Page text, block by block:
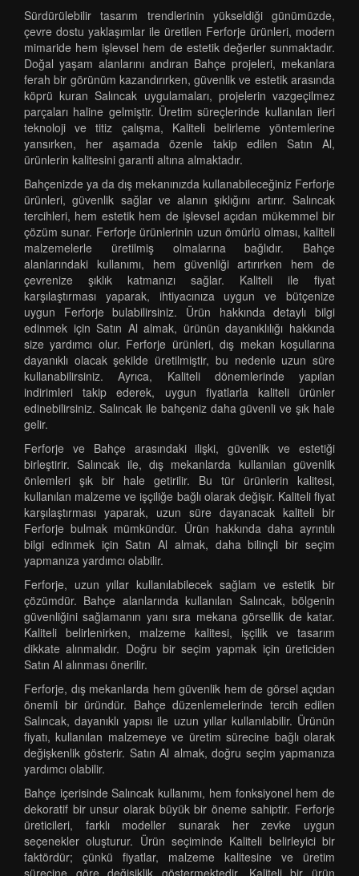
Sürdürülebilir tasarım trendlerinin yükseldiği günümüzde,
çevre dostu yaklaşımlar ile üretilen Ferforje ürünleri, modern
mimaride hem işlevsel hem de estetik değerler sunmaktadır.
Doğal yaşam alanlarını andıran Bahçe projeleri, mekanlara
ferah bir görünüm kazandırırken, güvenlik ve estetik arasında
köprü kuran Salıncak uygulamaları, projelerin vazgeçilmez
parçaları haline gelmiştir. Üretim süreçlerinde kullanılan ileri
teknoloji ve titiz çalışma, Kaliteli belirleme yöntemlerine
yansırken, her aşamada özenle takip edilen Satın Al,
ürünlerin kalitesini garanti altına almaktadır.
Bahçenizde ya da dış mekanınızda kullanabileceğiniz Ferforje
ürünleri, güvenlik sağlar ve alanın şıklığını artırır. Salıncak
tercihleri, hem estetik hem de işlevsel açıdan mükemmel bir
çözüm sunar. Ferforje ürünlerinin uzun ömürlü olması, kaliteli
malzemelerle üretilmiş olmalarına bağlıdır. Bahçe
alanlarındaki kullanımı, hem güvenliği artırırken hem de
çevrenize şıklık katmanızı sağlar. Kaliteli ile fiyat
karşılaştırması yaparak, ihtiyacınıza uygun ve bütçenize
uygun Ferforje bulabilirsiniz. Ürün hakkında detaylı bilgi
edinmek için Satın Al almak, ürünün dayanıklılığı hakkında
size yardımcı olur. Ferforje ürünleri, dış mekan koşullarına
dayanıklı olacak şekilde üretilmiştir, bu nedenle uzun süre
kullanabilirsiniz. Ayrıca, Kaliteli dönemlerinde yapılan
indirimleri takip ederek, uygun fiyatlarla kaliteli ürünler
edinebilirsiniz. Salıncak ile bahçeniz daha güvenli ve şık hale
gelir.
Ferforje ve Bahçe arasındaki ilişki, güvenlik ve estetiği
birleştirir. Salıncak ile, dış mekanlarda kullanılan güvenlik
önlemleri şık bir hale getirilir. Bu tür ürünlerin kalitesi,
kullanılan malzeme ve işçiliğe bağlı olarak değişir. Kaliteli fiyat
karşılaştırması yaparak, uzun süre dayanacak kaliteli bir
Ferforje bulmak mümkündür. Ürün hakkında daha ayrıntılı
bilgi edinmek için Satın Al almak, daha bilinçli bir seçim
yapmanıza yardımcı olabilir.
Ferforje, uzun yıllar kullanılabilecek sağlam ve estetik bir
çözümdür. Bahçe alanlarında kullanılan Salıncak, bölgenin
güvenliğini sağlamanın yanı sıra mekana görsellik de katar.
Kaliteli belirlenirken, malzeme kalitesi, işçilik ve tasarım
dikkate alınmalıdır. Doğru bir seçim yapmak için üreticiden
Satın Al alınması önerilir.
Ferforje, dış mekanlarda hem güvenlik hem de görsel açıdan
önemli bir üründür. Bahçe düzenlemelerinde tercih edilen
Salıncak, dayanıklı yapısı ile uzun yıllar kullanılabilir. Ürünün
fiyatı, kullanılan malzemeye ve üretim sürecine bağlı olarak
değişkenlik gösterir. Satın Al almak, doğru seçim yapmanıza
yardımcı olabilir.
Bahçe içerisinde Salıncak kullanımı, hem fonksiyonel hem de
dekoratif bir unsur olarak büyük bir öneme sahiptir. Ferforje
üreticileri, farklı modeller sunarak her zevke uygun
seçenekler oluşturur. Ürün seçiminde Kaliteli belirleyici bir
faktördür; çünkü fiyatlar, malzeme kalitesine ve üretim
sürecine göre değişiklik göstermektedir. Kaliteli bir ürün